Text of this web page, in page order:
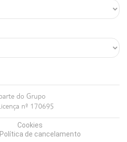
do Grupo
nº 170695
Cookies
Política de cancelamento